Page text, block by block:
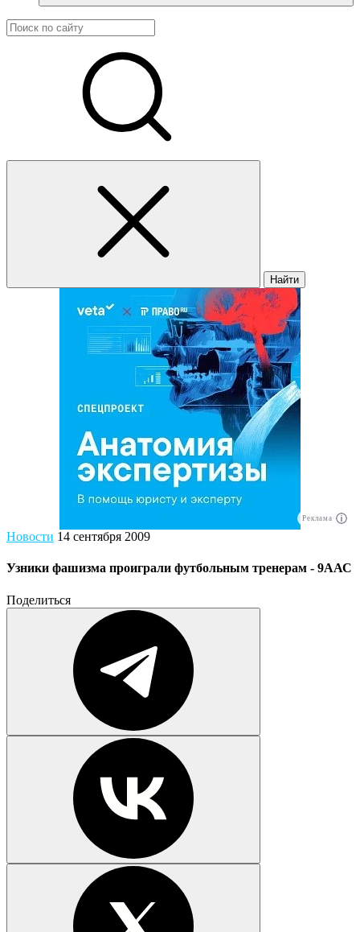
Найти
Реклама
Новости 14 сентября 2009
Узники фашизма проиграли футбольным тренерам - 9ААС
Поделиться